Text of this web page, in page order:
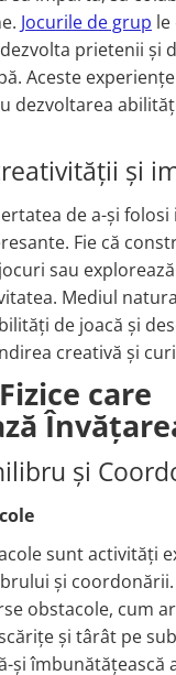
Jocurile de grup le
prietenii și
Aceste
dezvoltarea
și
de a-și
Fie că
sau
Mediul
de joacă și
creativă și
care
și
sunt activități
și
obstacole, cum
și târât pe
și îmbunătățească